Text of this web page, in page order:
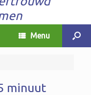
Menu
minuut